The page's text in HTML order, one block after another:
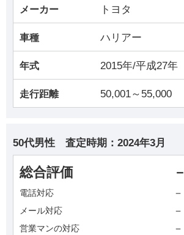
メーカー トヨタ
車種 ハリアー
年式 2015年/平成27年
走行距離 50,001～55,000
50代男性 査定時期： 2024年3月
総合評価 －
電話対応 －
メール対応 －
営業マンの対応 －